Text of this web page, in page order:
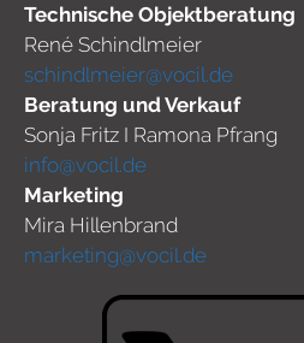
Technische Objektberatung
René Schindlmeier
schindlmeier@vocil.de
Beratung und Verkauf
Sonja Fritz I Ramona Pfrang
info@vocil.de
Marketing
Mira Hillenbrand
marketing@vocil.de